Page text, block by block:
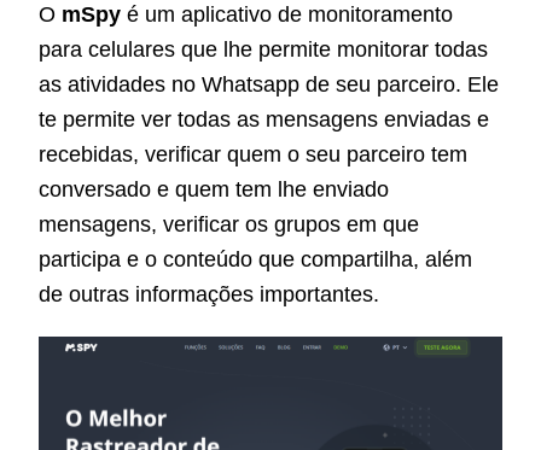
O mSpy é um aplicativo de monitoramento
para celulares que lhe permite monitorar todas
as atividades no Whatsapp de seu parceiro. Ele
te permite ver todas as mensagens enviadas e
recebidas, verificar quem o seu parceiro tem
conversado e quem tem lhe enviado
mensagens, verificar os grupos em que
participa e o conteúdo que compartilha, além
de outras informações importantes.